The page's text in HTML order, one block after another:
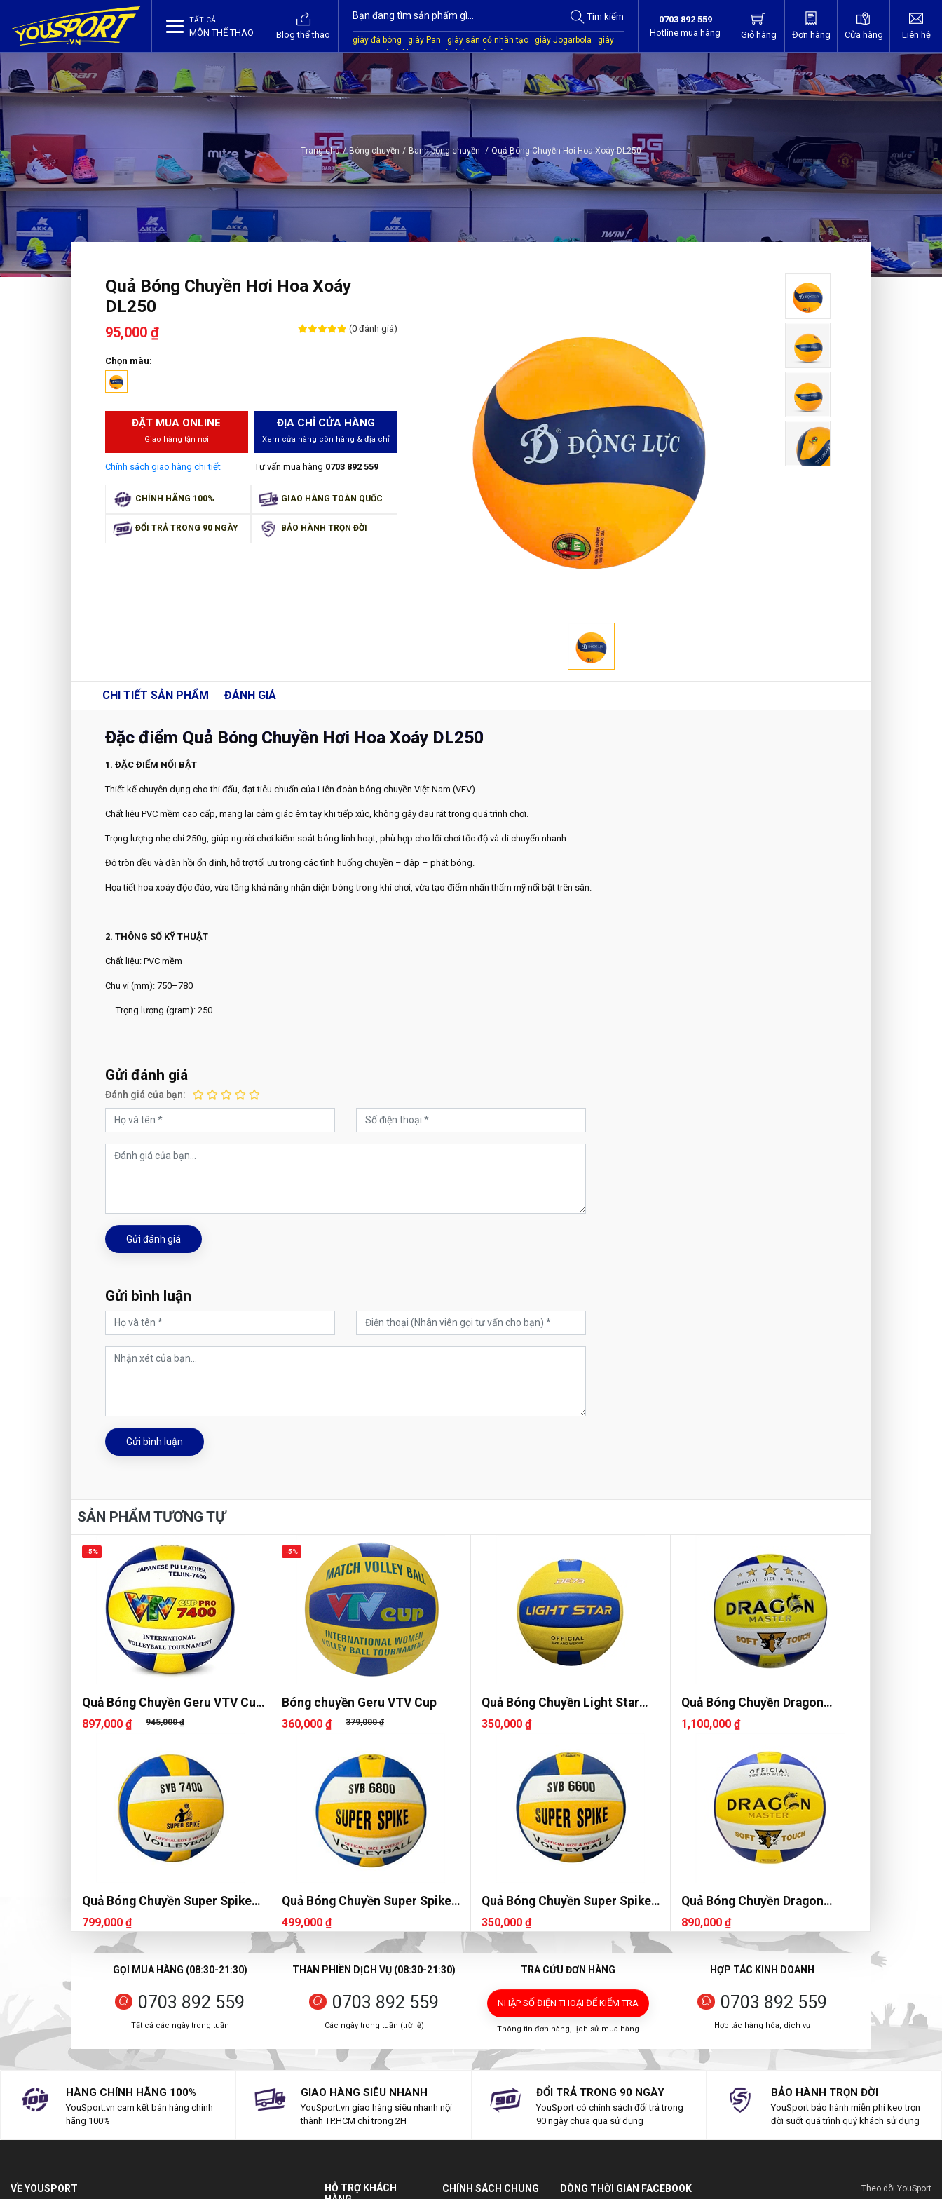
TẤT CẢ
MÔN THỂ THAO Blog thể thao
Tìm kiếm
giày đá bóng giày Pan giày sân cỏ nhân tạo giày Jogarbola
giày
Mitre
giày Akka quần áo bóng đá giày Kamito
0703 892 559
Hotline mua hàng
Giỏ hàng Đơn hàng Cửa hàng Liên hệ
Trang chủ / Bóng chuyền / Banh bóng chuyền / Quả Bóng Chuyền Hơi Hoa Xoáy DL250
Quả Bóng Chuyền Hơi Hoa Xoáy
DL250
95,000 ₫ (0 đánh giá)
Chọn màu:
ĐẶT MUA ONLINE
Giao hàng tận nơi
Chính sách giao hàng chi tiết
ĐỊA CHỈ CỬA HÀNG
Xem cửa hàng còn hàng & địa chỉ
Tư vấn mua hàng 0703 892 559
CHÍNH HÃNG 100% GIAO HÀNG TOÀN QUỐC
ĐỔI TRẢ TRONG 90 NGÀY BẢO HÀNH TRỌN ĐỜI
CHI TIẾT SẢN PHẨM ĐÁNH GIÁ
Đặc điểm Quả Bóng Chuyền Hơi Hoa Xoáy DL250
1. ĐẶC ĐIỂM NỔI BẬT
Thiết kế chuyên dụng cho thi đấu, đạt tiêu chuẩn của Liên đoàn bóng chuyền Việt Nam (VFV).
Chất liệu PVC mềm cao cấp, mang lại cảm giác êm tay khi tiếp xúc, không gây đau rát trong quá trình chơi.
Trọng lượng nhẹ chỉ 250g, giúp người chơi kiểm soát bóng linh hoạt, phù hợp cho lối chơi tốc độ và di chuyển nhanh.
Độ tròn đều và đàn hồi ổn định, hỗ trợ tối ưu trong các tình huống chuyền – đập – phát bóng.
Họa tiết hoa xoáy độc đáo, vừa tăng khả năng nhận diện bóng trong khi chơi, vừa tạo điểm nhấn thẩm mỹ nổi bật trên sân.
2. THÔNG SỐ KỸ THUẬT
Chất liệu: PVC mềm
Chu vi (mm): 750–780
Trọng lượng (gram): 250
Gửi đánh giá
Đánh giá của bạn:
Gửi đánh giá
Gửi bình luận
Gửi bình luận
SẢN PHẨM TƯƠNG TỰ
Quả Bóng Chuyền Geru VTV Cup
Pro 7400
897,000 ₫ 945,000 ₫
-5%
Bóng chuyền Geru VTV Cup
360,000 ₫ 379,000 ₫
-5%
Quả Bóng Chuyền Light Star
DE73
350,000 ₫
Quả Bóng Chuyền Dragon
DG7700
1,100,000 ₫
Quả Bóng Chuyền Super Spike
SVB 7400
799,000 ₫
Quả Bóng Chuyền Super Spike
SVB 6800
499,000 ₫
Quả Bóng Chuyền Super Spike
SVB 6600
350,000 ₫
Quả Bóng Chuyền Dragon
DG7400
890,000 ₫
GỌI MUA HÀNG (08:30-21:30)
0703 892 559
Tất cả các ngày trong tuần
THAN PHIỀN DỊCH VỤ (08:30-21:30)
0703 892 559
Các ngày trong tuần (trừ lễ)
TRA CỨU ĐƠN HÀNG
NHẬP SỐ ĐIỆN THOẠI ĐỂ KIỂM TRA
Thông tin đơn hàng, lịch sử mua hàng
HỢP TÁC KINH DOANH
0703 892 559
Hợp tác hàng hóa, dịch vụ
HÀNG CHÍNH HÃNG 100%
YouSport.vn cam kết bán hàng chính
hãng 100%
GIAO HÀNG SIÊU NHANH
YouSport.vn giao hàng siêu nhanh nội
thành TP.HCM chỉ trong 2H
ĐỔI TRẢ TRONG 90 NGÀY
YouSport có chính sách đổi trả trong
90 ngày chưa qua sử dụng
BẢO HÀNH TRỌN ĐỜI
YouSport bảo hành miễn phí keo trọn
đời suốt quá trình quý khách sử dụng
VỀ YOUSPORT
HỖ TRỢ KHÁCH
CHÍNH SÁCH CHUNG DÒNG THỜI GIAN FACEBOOK Theo dõi YouSport